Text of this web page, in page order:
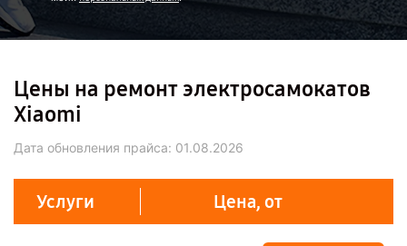
Цены на ремонт электросамокатов
Xiaomi
Дата обновления прайса: 01.08.2026
Услуги Цена, от